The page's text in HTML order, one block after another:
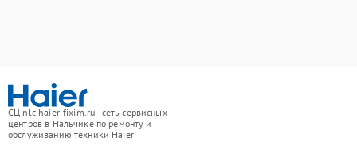
СЦ nlc.haier-fixim.ru - сеть сервисных
центров в Нальчике по ремонту и
обслуживанию техники Haier